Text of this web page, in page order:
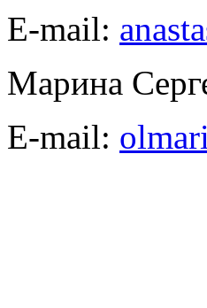
E-mail:
Марина
E-mail: